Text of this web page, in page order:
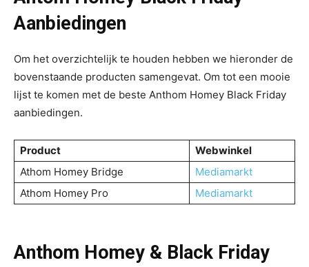
Aanbiedingen
Om het overzichtelijk te houden hebben we hieronder de
bovenstaande producten samengevat. Om tot een mooie
lijst te komen met de beste Anthom Homey Black Friday
aanbiedingen.
Product
Webwinkel
Athom Homey Bridge
Mediamarkt
Athom Homey Pro
Mediamarkt
Anthom Homey & Black Friday